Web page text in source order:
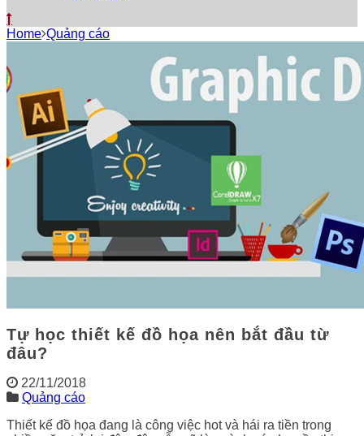
Home Quảng cáo
Tự học thiết kế đồ họa nên bắt đầu từ
đâu?
22/11/2018
Quảng cáo
Thiết kế đồ họa đang là công việc hot và hái ra tiền trong